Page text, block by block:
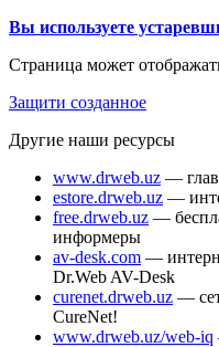
Вы используете
Страница может
Защити созданное
Другие наши ресурсы
www.drweb.uz —
estore.drweb.uz —
free.drweb.uz —
информеры
av-desk.com —
Dr.Web AV-Desk
curenet.drweb.uz —
CureNet!
www.drweb.uz/web-iq